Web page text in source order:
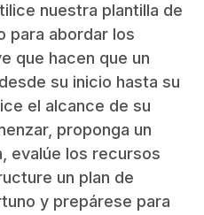
nuestra plantilla de
para abordar los
que hacen que un
su inicio hasta su
el alcance de su
proponga un
evalúe los recursos
un plan de
y prepárese para